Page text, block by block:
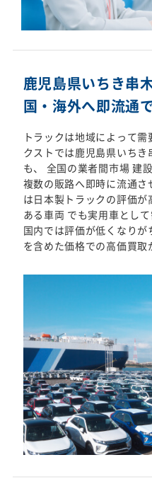
鹿児島県いちき串
国・海外へ即流通
トラックは地域によって
クストでは鹿児島県いち
も、 全国の業者間市場 建
複数の販路へ即時に流通
は日本製トラックの評価
ある車両 でも実用車とし
国内では評価が低くなり
を含めた価格での高価買取